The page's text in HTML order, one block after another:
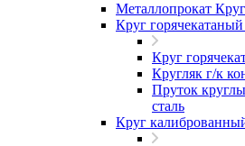
Металлопрокат
Круг горячекатаный
Круг
Кругляк г/к
Пруток
сталь
Круг